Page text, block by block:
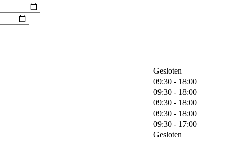
Gesloten
09:30 - 18:00
09:30 - 18:00
09:30 - 18:00
09:30 - 18:00
09:30 - 17:00
Gesloten